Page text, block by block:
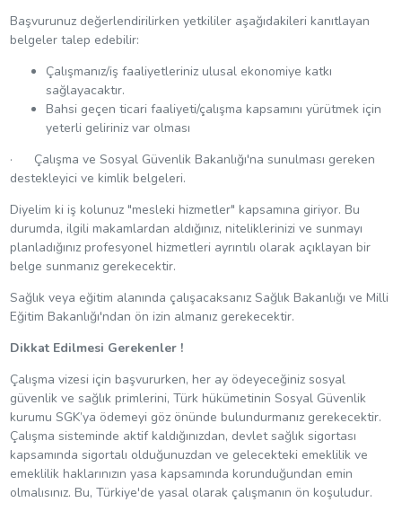
Başvurunuz değerlendirilirken yetkililer aşağıdakileri kanıtlayan
belgeler talep edebilir:
Çalışmanız/iş faaliyetleriniz ulusal ekonomiye katkı
sağlayacaktır.
Bahsi geçen ticari faaliyeti/çalışma kapsamını yürütmek için
yeterli geliriniz var olması
· Çalışma ve Sosyal Güvenlik Bakanlığı'na sunulması gereken
destekleyici ve kimlik belgeleri.
Diyelim ki iş kolunuz "mesleki hizmetler" kapsamına giriyor. Bu
durumda, ilgili makamlardan aldığınız, niteliklerinizi ve sunmayı
planladığınız profesyonel hizmetleri ayrıntılı olarak açıklayan bir
belge sunmanız gerekecektir.
Sağlık veya eğitim alanında çalışacaksanız Sağlık Bakanlığı ve Milli
Eğitim Bakanlığı'ndan ön izin almanız gerekecektir.
Dikkat Edilmesi Gerekenler !
Çalışma vizesi için başvururken, her ay ödeyeceğiniz sosyal
güvenlik ve sağlık primlerini, Türk hükümetinin Sosyal Güvenlik
kurumu SGK’ya ödemeyi göz önünde bulundurmanız gerekecektir.
Çalışma sisteminde aktif kaldığınızdan, devlet sağlık sigortası
kapsamında sigortalı olduğunuzdan ve gelecekteki emeklilik ve
emeklilik haklarınızın yasa kapsamında korunduğundan emin
olmalısınız. Bu, Türkiye'de yasal olarak çalışmanın ön koşuludur.